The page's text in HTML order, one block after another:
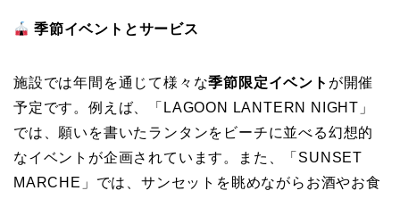
季節イベントとサービス
施設では年間を通じて様々な季節限定イベント が開催
予定です。例えば、「LAGOON LANTERN NIGHT」
では、願いを書いたランタンをビーチに並べる幻想的
なイベントが企画されています。また、「SUNSET
MARCHE」では、サンセットを眺めながらお酒やお食